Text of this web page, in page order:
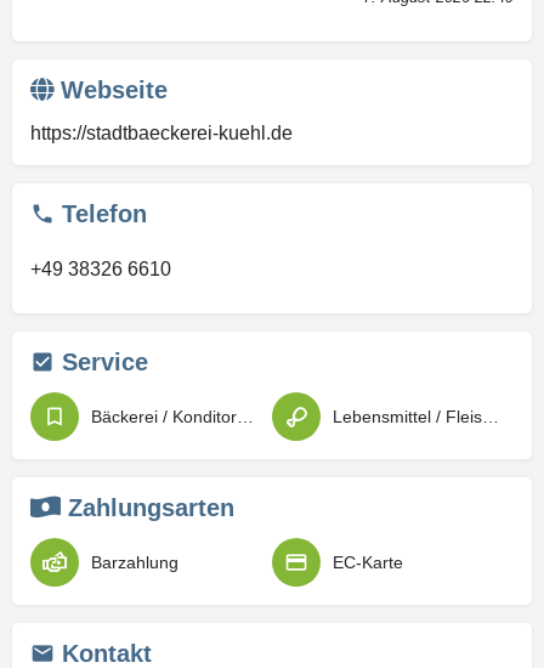
Webseite
https://stadtbaeckerei-kuehl.de
Telefon
+49 38326 6610
Service
Zahlungsarten
Barzahlung EC-Karte
Kontakt